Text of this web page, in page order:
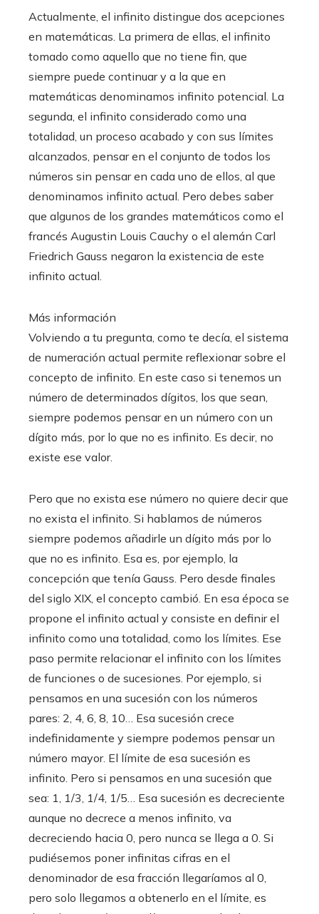
Actualmente, el infinito distingue dos acepciones
en matemáticas. La primera de ellas, el infinito
tomado como aquello que no tiene fin, que
siempre puede continuar y a la que en
matemáticas denominamos infinito potencial. La
segunda, el infinito considerado como una
totalidad, un proceso acabado y con sus límites
alcanzados, pensar en el conjunto de todos los
números sin pensar en cada uno de ellos, al que
denominamos infinito actual. Pero debes saber
que algunos de los grandes matemáticos como el
francés Augustin Louis Cauchy o el alemán Carl
Friedrich Gauss negaron la existencia de este
infinito actual.
Más información
Volviendo a tu pregunta, como te decía, el sistema
de numeración actual permite reflexionar sobre el
concepto de infinito. En este caso si tenemos un
número de determinados dígitos, los que sean,
siempre podemos pensar en un número con un
dígito más, por lo que no es infinito. Es decir, no
existe ese valor.
Pero que no exista ese número no quiere decir que
no exista el infinito. Si hablamos de números
siempre podemos añadirle un dígito más por lo
que no es infinito. Esa es, por ejemplo, la
concepción que tenía Gauss. Pero desde finales
del siglo XIX, el concepto cambió. En esa época se
propone el infinito actual y consiste en definir el
infinito como una totalidad, como los límites. Ese
paso permite relacionar el infinito con los límites
de funciones o de sucesiones. Por ejemplo, si
pensamos en una sucesión con los números
pares: 2, 4, 6, 8, 10… Esa sucesión crece
indefinidamente y siempre podemos pensar un
número mayor. El límite de esa sucesión es
infinito. Pero si pensamos en una sucesión que
sea: 1, 1/3, 1/4, 1/5… Esa sucesión es decreciente
aunque no decrece a menos infinito, va
decreciendo hacia 0, pero nunca se llega a 0. Si
pudiésemos poner infinitas cifras en el
denominador de esa fracción llegaríamos al 0,
pero solo llegamos a obtenerlo en el límite, es